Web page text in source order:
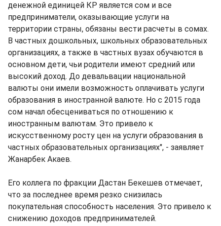
денежной единицей КР является сом и все
предприниматели, оказывающие услуги на
территории страны, обязаны вести расчеты в сомах.
В частных дошкольных, школьных образовательных
организациях, а также в частных вузах обучаются в
основном дети, чьи родители имеют средний или
высокий доход. До девальвации национальной
валюты они имели возможность оплачивать услуги
образования в иностранной валюте. Но с 2015 года
сом начал обесцениваться по отношению к
иностранным валютам. Это привело к
искусственному росту цен на услуги образования в
частных образовательных организациях", - заявляет
Жанарбек Акаев.
Его коллега по фракции Дастан Бекешев отмечает,
что за последнее время резко снизилась
покупательная способность населения. Это привело к
снижению доходов предпринимателей.